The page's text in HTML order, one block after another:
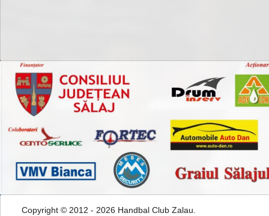
Copyright © 2012 - 2026 Handbal Club Zalau.